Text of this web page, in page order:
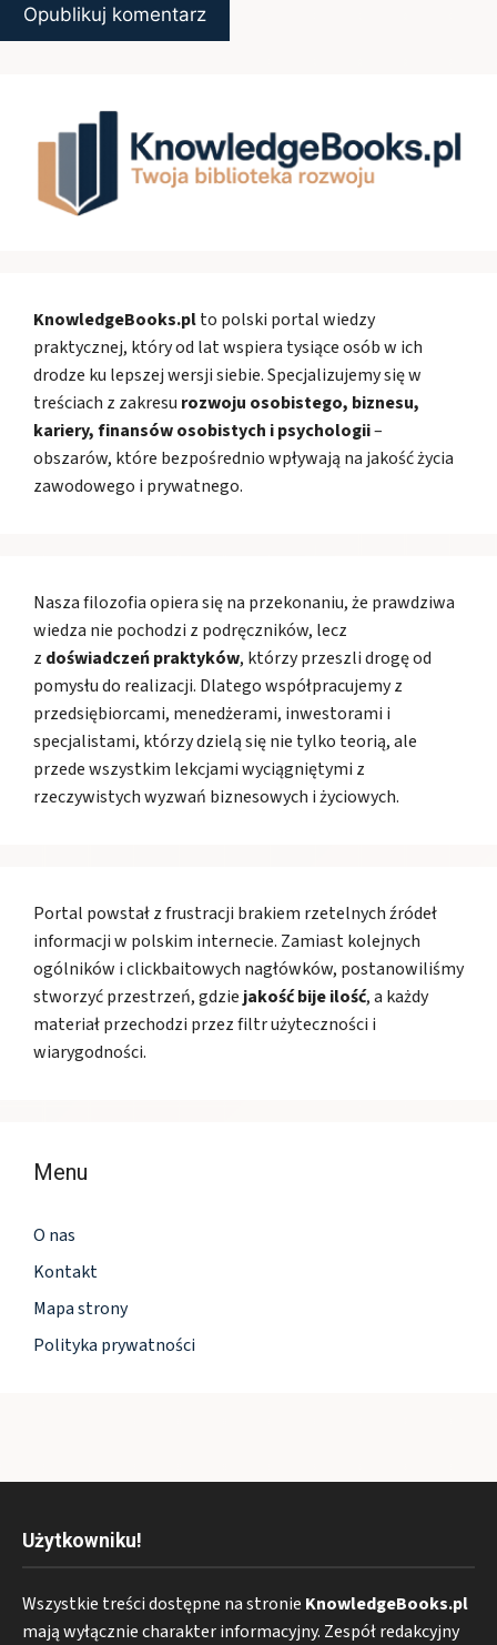
KnowledgeBooks.plto polski portal wiedzy
praktycznej, który od lat wspiera tysiące osób w ich
drodze ku lepszej wersji siebie. Specjalizujemy się w
treściach z zakresu rozwoju osobistego, biznesu,
kariery, finansów osobistych i psychologii–
obszarów, które bezpośrednio wpływają na jakość życia
zawodowego i prywatnego.
Nasza filozofia opiera się na przekonaniu, że prawdziwa
wiedza nie pochodzi z podręczników, lecz
z doświadczeń praktyków, którzy przeszli drogę od
pomysłu do realizacji. Dlatego współpracujemy z
przedsiębiorcami, menedżerami, inwestorami i
specjalistami, którzy dzielą się nie tylko teorią, ale
przede wszystkim lekcjami wyciągniętymi z
rzeczywistych wyzwań biznesowych i życiowych.
Portal powstał z frustracji brakiem rzetelnych źródeł
informacji w polskim internecie. Zamiast kolejnych
ogólników i clickbaitowych nagłówków, postanowiliśmy
stworzyć przestrzeń, gdzie jakość bije ilość, a każdy
materiał przechodzi przez filtr użyteczności i
wiarygodności.
Menu
O nas
Kontakt
Mapa strony
Polityka prywatności
Użytkowniku!
Wszystkie treści dostępne na stronie KnowledgeBooks.pl
mają wyłącznie charakter informacyjny. Zespół redakcyjny